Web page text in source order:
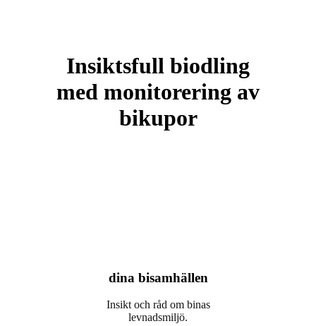
Insiktsfull biodling
med monitorering av
bikupor
dina bisamhällen
Insikt och råd om binas
levnadsmiljö.